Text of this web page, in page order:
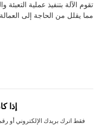
تقوم الآلة بتنفيذ عملية التعبئة
مما يقلل من الحاجة إلى
إذا
فقط اترك بريدك الإلكتروني أو